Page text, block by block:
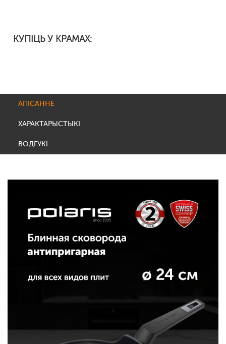
КУПІЦЬ У КРАМАХ:
АПІСАННЕ
ХАРАКТАРЫСТЫКІ
ВОДГУКІ